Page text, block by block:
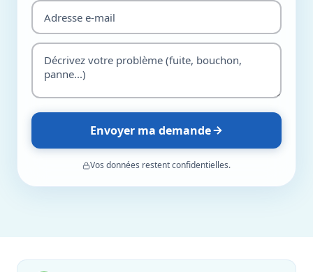
Envoyer ma demande
Vos données restent confidentielles.